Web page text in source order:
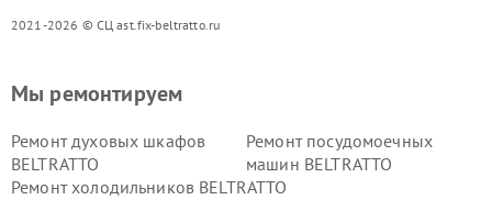
2021-2026 © СЦ ast.fix-beltratto.ru
Мы ремонтируем
Ремонт духовых шкафов
BELTRATTO
Ремонт посудомоечных
машин BELTRATTO
Ремонт холодильников BELTRATTO